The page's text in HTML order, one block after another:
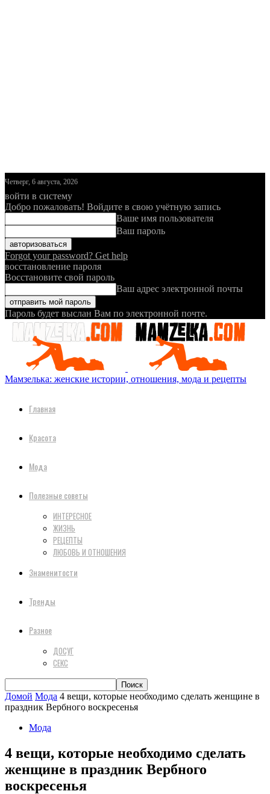
Четверг, 6 августа, 2026
войти в систему
Добро пожаловать! Войдите в свою учётную запись
Ваше имя пользователя
Ваш пароль
Forgot your password? Get help
восстановление пароля
Восстановите свой пароль
Ваш адрес электронной почты
Пароль будет выслан Вам по электронной почте.
Мамзелька: женские истории, отношения, мода и рецепты
Главная
Красота
Мода
Полезные советы
ИНТЕРЕСНОЕ
ЖИЗНЬ
РЕЦЕПТЫ
ЛЮБОВЬ И ОТНОШЕНИЯ
Знаменитости
Тренды
Разное
ДОСУГ
СЕКС
Домой Мода 4 вещи, которые необходимо сделать женщине в
праздник Вербного воскресенья
Мода
4 вещи, которые необходимо сделать
женщине в праздник Вербного
воскресенья